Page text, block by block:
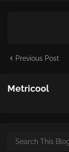
Previous Post
Metricool